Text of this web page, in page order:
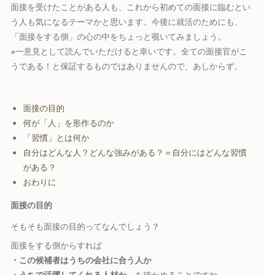
面接を受けたことがある人も、これから初めての面接に臨むとい
う人も気になるテーマかと思います。今後に就活のためにも、
「面接をする側」の心の中をちょっと覗いてみましょう。
※一意見として読んでいただけると幸いです。全ての面接官がこ
うである！と保証するものではありませんので、あしからず。
面接の目的
何が「人」を形作るのか
「習慣」とは何か
自分はどんな人？どんな強みがある？＝自分にはどんな習慣
がある？
おわりに
面接の目的
そもそも面接の目的ってなんでしょう？
面接をする側からすれば
・この候補者はうちの会社に合う人か